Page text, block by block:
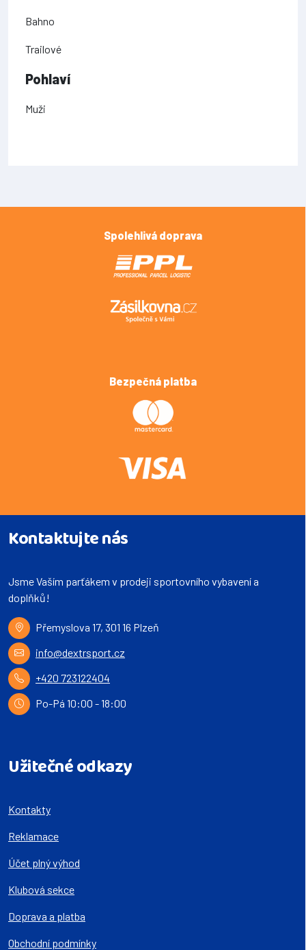
Bahno
Trailové
Pohlaví
Muži
Spolehlivá doprava
Bezpečná platba
Kontaktujte nás
Jsme Vaším parťákem v prodeji sportovního vybavení a
doplňků!
Přemyslova 17, 301 16 Plzeň
info@dextrsport.cz
+420 723122404
Po-Pá 10:00 - 18:00
Užitečné odkazy
Kontakty
Reklamace
Účet plný výhod
Klubová sekce
Doprava a platba
Obchodní podmínky